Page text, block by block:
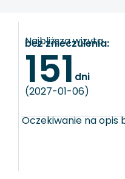
Najbliższa wizyta
bez znieczulenia:
151 dni
(2027-01-06)
Oczekiwanie na opis